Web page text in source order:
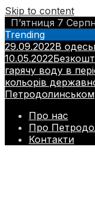
Skip to content
П’ятниця 7
Trending
29.09.2022В
10.05.2022
гарячу воду в
кольорів
Про нас
Про
Контакти